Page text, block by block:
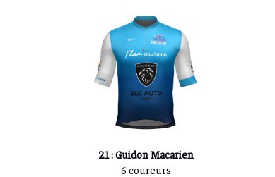
21 : Guidon Macarien
6 coureurs